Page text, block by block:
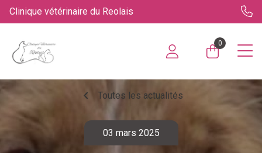
Clinique vétérinaire du Reolais
0
chevron_left Toutes les actualités
03 mars 2025